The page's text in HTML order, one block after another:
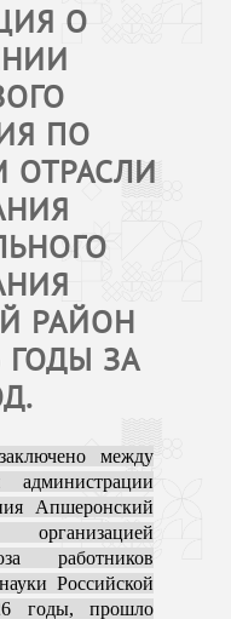
О
ПО
ОТРАСЛИ
РАЙОН
ГОДЫ ЗА
между
администрации
Апшеронский
работников
Российской
годы, прошло